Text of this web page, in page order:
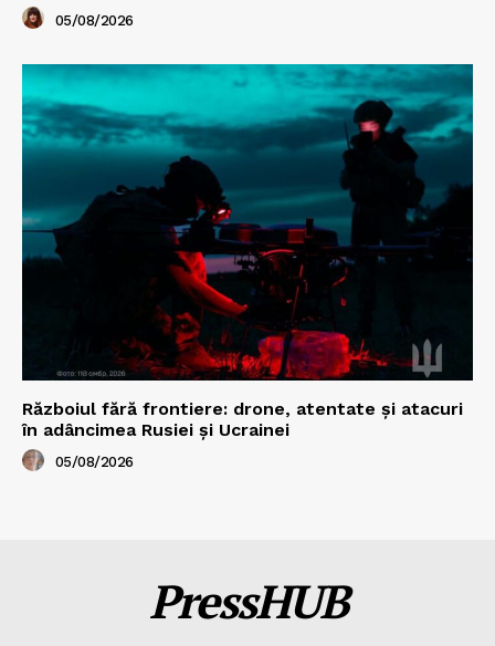
05/08/2026
Războiul fără frontiere: drone, atentate și atacuri
în adâncimea Rusiei și Ucrainei
05/08/2026
PressHUB